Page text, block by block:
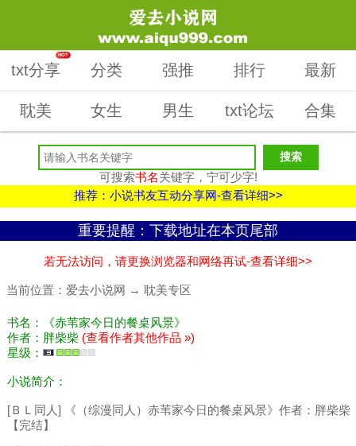
txt分享
HOT
分类 强推 排行 最新
耽美 女生 男生 txt论坛 合集
可搜索书名关键字，宁可少字!
推荐：小说书友互动分享网-查看详细>>
重要提醒：下载地址在本页尾部
若无法访问，请更换浏览器和网络再试-查看详细>>
当前位置： 爱去小说网 → 耽美专区
书名：《赤苇家今日的餐桌风景》
作者：胖柴柴 (查看作者其他作品 »)
星级：
小说简介：
[ＢＬ同人] 《（综漫同人）赤苇家今日的餐桌风景》作者：胖柴柴
【完结】